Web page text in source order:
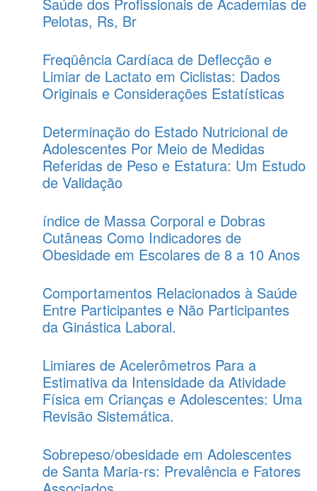
Pelotas, Rs, Br
Freqüência Cardíaca de Deflecção e
Limiar de Lactato em Ciclistas: Dados
Originais e Considerações Estatísticas
Determinação do Estado Nutricional de
Adolescentes Por Meio de Medidas
Referidas de Peso e Estatura: Um Estudo
de Validação
índice de Massa Corporal e Dobras
Cutâneas Como Indicadores de
Obesidade em Escolares de 8 a 10 Anos
Comportamentos Relacionados à Saúde
Entre Participantes e Não Participantes
da Ginástica Laboral.
Limiares de Acelerômetros Para a
Estimativa da Intensidade da Atividade
Física em Crianças e Adolescentes: Uma
Revisão Sistemática.
Sobrepeso/obesidade em Adolescentes
de Santa Maria-rs: Prevalência e Fatores